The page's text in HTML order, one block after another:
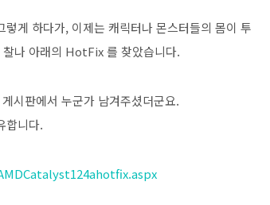
게 하다가, 이제는 캐릭터나 몬스터들의 몸이 투
찰나 아래의 HotFix 를 찾았습니다.
시판에서 누군가 남겨주셨더군요.
합니다.